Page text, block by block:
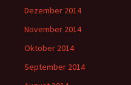
Dezember 2014
November 2014
Oktober 2014
September 2014